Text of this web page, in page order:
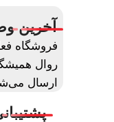
آخرین
فروشگاه
روال
ارسال